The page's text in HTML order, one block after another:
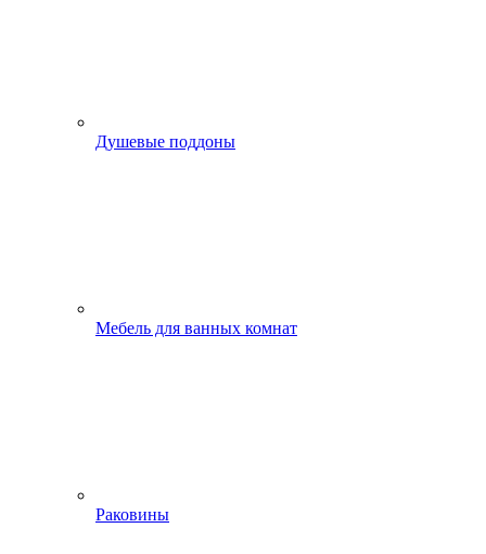
Душевые поддоны
Мебель для ванных комнат
Раковины